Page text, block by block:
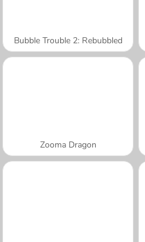
Bubble Trouble 2: Rebubbled
Zooma Dragon